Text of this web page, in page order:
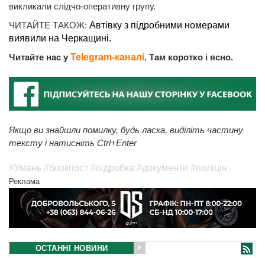
викликали слідчо-оперативну групу.
ЧИТАЙТЕ ТАКОЖ: Автівку з підробними номерами
виявили на Черкащині.
Читайте нас у Telegram-каналі. Там коротко і ясно.
Якщо ви знайшли помилку, будь ласка, виділіть частину
тексту і натисніть Ctrl+Enter
#Умань #блокпост #підробка #документи #поліція
Реклама
ОСТАННІ НОВИНИ